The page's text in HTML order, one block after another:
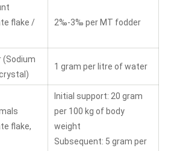
flake /
2‰-3‰ per MT fodder
(Sodium
1 gram per litre of water
flake,
Initial support: 20 gram
per 100 kg of body
weight
Subsequent: 5 gram per